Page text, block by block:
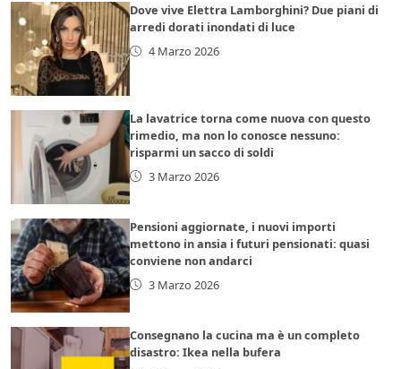
Dove vive Elettra Lamborghini? Due piani di
arredi dorati inondati di luce
4 Marzo 2026
La lavatrice torna come nuova con questo
rimedio, ma non lo conosce nessuno:
risparmi un sacco di soldi
3 Marzo 2026
Pensioni aggiornate, i nuovi importi
mettono in ansia i futuri pensionati: quasi
conviene non andarci
3 Marzo 2026
Consegnano la cucina ma è un completo
disastro: Ikea nella bufera